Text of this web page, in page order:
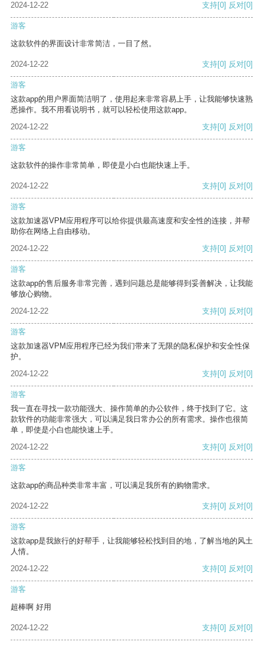
2024-12-22 支持[0] 反对[0]
游客
这款软件的界面设计非常简洁，一目了然。
2024-12-22 支持[0] 反对[0]
游客
这款app的用户界面简洁明了，使用起来非常容易上手，让我能够快速熟
悉操作。我不用看说明书，就可以轻松使用这款app。
2024-12-22
支持[0] 反对[0]
游客
这款软件的操作非常简单，即使是小白也能快速上手。
2024-12-22 支持[0] 反对[0]
游客
这款加速器VPM应用程序可以给你提供最高速度和安全性的连接，并帮
助你在网络上自由移动。
2024-12-22
支持[0] 反对[0]
游客
这款app的售后服务非常完善，遇到问题总是能够得到妥善解决，让我能
够放心购物。
2024-12-22
支持[0] 反对[0]
游客
这款加速器VPM应用程序已经为我们带来了无限的隐私保护和安全性保
护。
2024-12-22
支持[0] 反对[0]
游客
我一直在寻找一款功能强大、操作简单的办公软件，终于找到了它。这
款软件的功能非常强大，可以满足我日常办公的所有需求。操作也很简
单，即使是小白也能快速上手。
2024-12-22
支持[0] 反对[0]
游客
这款app的商品种类非常丰富，可以满足我所有的购物需求。
2024-12-22 支持[0] 反对[0]
游客
这款app是我旅行的好帮手，让我能够轻松找到目的地，了解当地的风土
人情。
2024-12-22
支持[0] 反对[0]
游客
超棒啊 好用
2024-12-22 支持[0] 反对[0]